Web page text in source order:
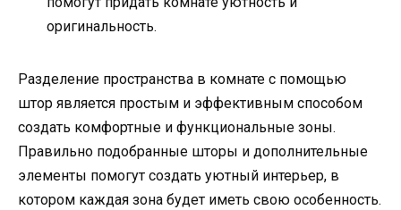
оригинальность.
Разделение пространства в комнате с помощью
штор является простым и эффективным способом
создать комфортные и функциональные зоны.
Правильно подобранные шторы и дополнительные
элементы помогут создать уютный интерьер, в
котором каждая зона будет иметь свою особенность.